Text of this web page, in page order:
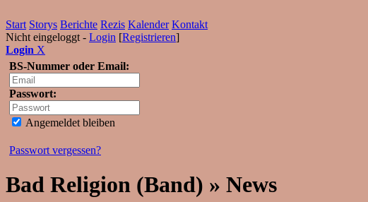
Start Storys Berichte Rezis Kalender Kontakt
Nicht eingeloggt - Login [Registrieren]
Login X
BS-Nummer oder Email:
Passwort:
Angemeldet bleiben
Passwort vergessen?
Bad Religion (Band) » News